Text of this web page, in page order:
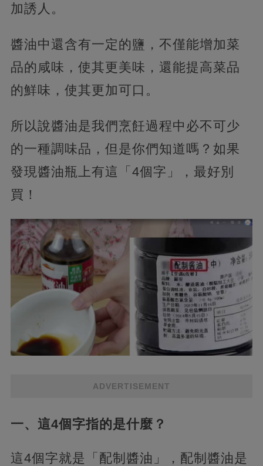
加誘人。
醬油中還含有一定的鹽，不僅能增加菜
品的咸味，使其更美味，還能提高菜品
的鮮味，使其更加可口。
所以說醬油是我們烹飪過程中必不可少
的一種調味品，但是你們知道嗎？如果
發現醬油瓶上有這「4個字」，最好別
買！
ADVERTISEMENT
一、這4個字指的是什麼？
這4個字就是「配制醬油」，配制醬油是